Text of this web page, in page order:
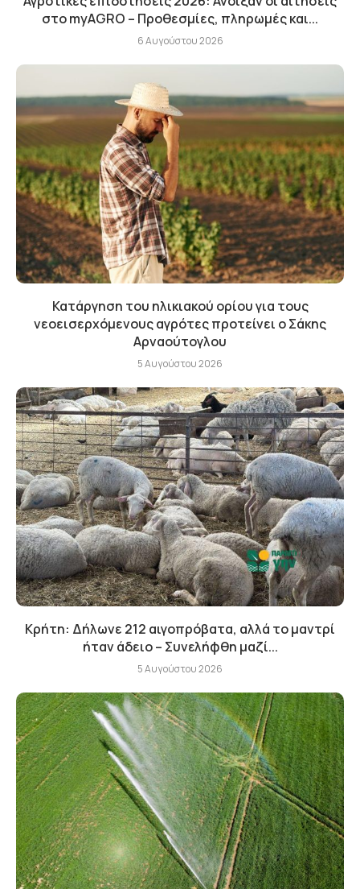
στο myAGRO – Προθεσμίες, πληρωμές και...
6 Αυγούστου 2026
Κατάργηση του ηλικιακού ορίου για τους
νεοεισερχόμενους αγρότες προτείνει ο Σάκης
Αρναούτογλου
5 Αυγούστου 2026
Κρήτη: Δήλωνε 212 αιγοπρόβατα, αλλά το μαντρί
ήταν άδειο – Συνελήφθη μαζί...
5 Αυγούστου 2026